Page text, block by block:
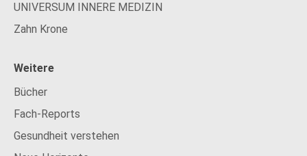
UNIVERSUM INNERE MEDIZIN
Zahn Krone
Weitere
Bücher
Fach-Reports
Gesundheit verstehen